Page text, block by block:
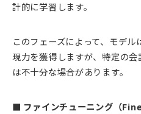
計的に学習します。
このフェーズによって、モデ
現力を獲得しますが、特定の
は不十分な場合があります。
■ ファインチューニング（